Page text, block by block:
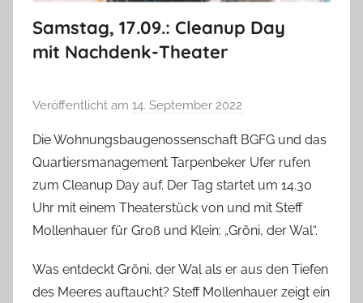
Samstag, 17.09.: Cleanup Day
mit Nachdenk-Theater
Veröffentlicht am 14. September 2022
n
T
a
b
e
B
i
Die Wohnungsbaugenossenschaft BGFG und das
Quartiersmanagement Tarpenbeker Ufer rufen
zum Cleanup Day auf. Der Tag startet um 14.30
Uhr mit einem Theaterstück von und mit Steff
Mollenhauer für Groß und Klein: „Gröni, der Wal“.
Was entdeckt Gröni, der Wal als er aus den Tiefen
des Meeres auftaucht? Steff Mollenhauer zeigt ein